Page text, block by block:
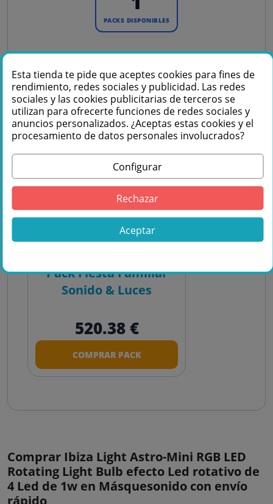
PACKS DISPONIBLES
PACK
Pack Fiesta Familiar
Sonido & Luces
520.38 €
COMPRAR PACK
Comprar Ibiza Light Astro-Mini RGB LED
Rotating Light Bulb efecto Led rotativo de
4 Led de 1w en Másquesonido con envío
Esta tienda te pide que aceptes cookies para fines de
rendimiento, redes sociales y publicidad. Las redes
sociales y las cookies publicitarias de terceros se
utilizan para ofrecerte funciones de redes sociales y
anuncios personalizados. ¿Aceptas estas cookies y el
procesamiento de datos personales involucrados?
Configurar
Rechazar
Aceptar